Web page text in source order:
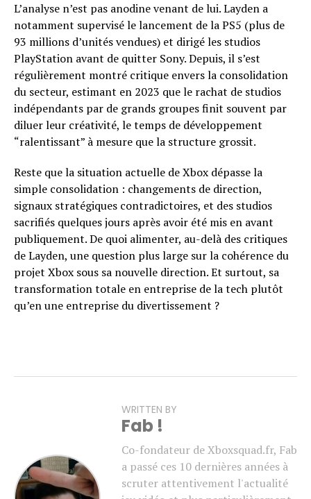
L’analyse n’est pas anodine venant de lui. Layden a
notamment supervisé le lancement de la PS5 (plus de
93 millions d’unités vendues) et dirigé les studios
PlayStation avant de quitter Sony. Depuis, il s’est
régulièrement montré critique envers la consolidation
du secteur, estimant en 2023 que le rachat de studios
indépendants par de grands groupes finit souvent par
diluer leur créativité, le temps de développement
“ralentissant” à mesure que la structure grossit.
Reste que la situation actuelle de Xbox dépasse la
simple consolidation : changements de direction,
signaux stratégiques contradictoires, et des studios
sacrifiés quelques jours après avoir été mis en avant
publiquement. De quoi alimenter, au-delà des critiques
de Layden, une question plus large sur la cohérence du
projet Xbox sous sa nouvelle direction. Et surtout, sa
transformation totale en entreprise de la tech plutôt
qu’en une entreprise du divertissement ?
WRITTEN BY
Fab !
Co-fondateur de Xboxsquad.fr, Fab
a passé ces 10 dernières années à
scruter attentivement l'actualité